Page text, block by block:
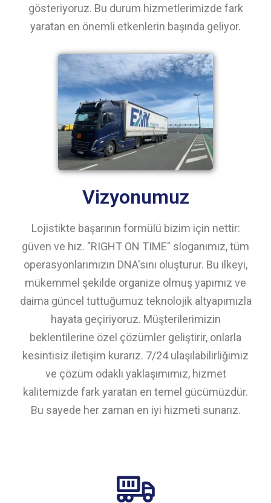
gösteriyoruz. Bu durum hizmetlerimizde fark
yaratan en önemli etkenlerin başında geliyor.
Vizyonumuz
Lojistikte başarının formülü bizim için nettir:
güven ve hız. "RIGHT ON TIME" sloganımız, tüm
operasyonlarımızın DNA'sını oluşturur. Bu ilkeyi,
mükemmel şekilde organize olmuş yapımız ve
daima güncel tuttuğumuz teknolojik altyapımızla
hayata geçiriyoruz. Müşterilerimizin
beklentilerine özel çözümler geliştirir, onlarla
kesintisiz iletişim kurarız. 7/24 ulaşılabilirliğimiz
ve çözüm odaklı yaklaşımımız, hizmet
kalitemizde fark yaratan en temel gücümüzdür.
Bu sayede her zaman en iyi hizmeti sunarız.